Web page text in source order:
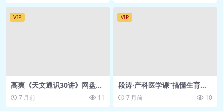
科学.mp3
📄 18. 如何区分一个命题是科学还是伪
🎵 20. 主观感受是如何变成客观事实
的.mp3
VIP
高爽《天文通识30讲》网盘下
载 7 月前 11
VIP
段涛·产科医学课“搞懂生育这
回事” 得到课程 网盘资源
7 月前 10